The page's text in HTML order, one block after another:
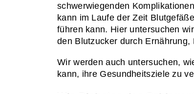
schwerwiegenden
kann im Laufe der Zeit
führen kann. Hier untersuchen
den Blutzucker durch
Wir werden auch untersuchen,
kann, ihre Gesundheitsziele zu